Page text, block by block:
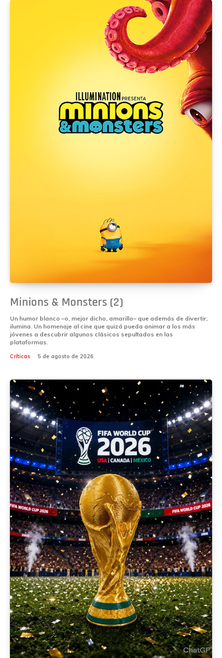
Minions & Monsters (2)
Un humor blanco –o, mejor dicho, amarillo– que además de divertir,
ilumina. Un homenaje al cine que quizá pueda animar a los más
jóvenes a descubrir algunos clásicos sepultados en las
plataformas.
Críticas 5 de agosto de 2026